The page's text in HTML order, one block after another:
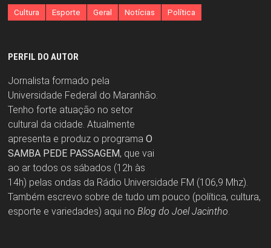
Cultura Esporte Geral Notícias Política
PERFIL DO AUTOR
Jornalista formado pela
Universidade Federal do Maranhão.
Tenho forte atuação no setor
cultural da cidade. Atualmente
apresenta e produz o programa O
SAMBA PEDE PASSAGEM, que vai
ao ar todos os sábados (12h às
14h) pelas ondas da Rádio Universidade FM (106,9 Mhz).
Também escrevo sobre de tudo um pouco (política, cultura,
esporte e variedades) aqui no Blog do Joel Jacintho.